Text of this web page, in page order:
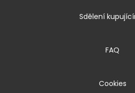
Sdělení
FAQ
Cookies